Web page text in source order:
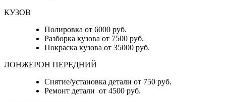
КУЗОВ
Полировка от 6000 руб.
Разборка кузова от 7500 руб.
Покраска кузова от 35000 руб.
ЛОНЖЕРОН ПЕРЕДНИЙ
Снятие/установка детали от 750 руб.
Ремонт детали от 4500 руб.